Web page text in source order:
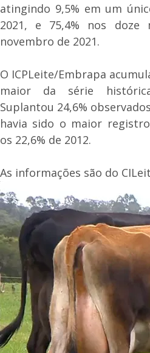
atingindo 9,5% em um
2021, e 75,4% nos doze
novembro de 2021.
O ICPLeite/Embrapa
maior da série
Suplantou 24,6%
havia sido o maior
os 22,6% de 2012.
As informações são do